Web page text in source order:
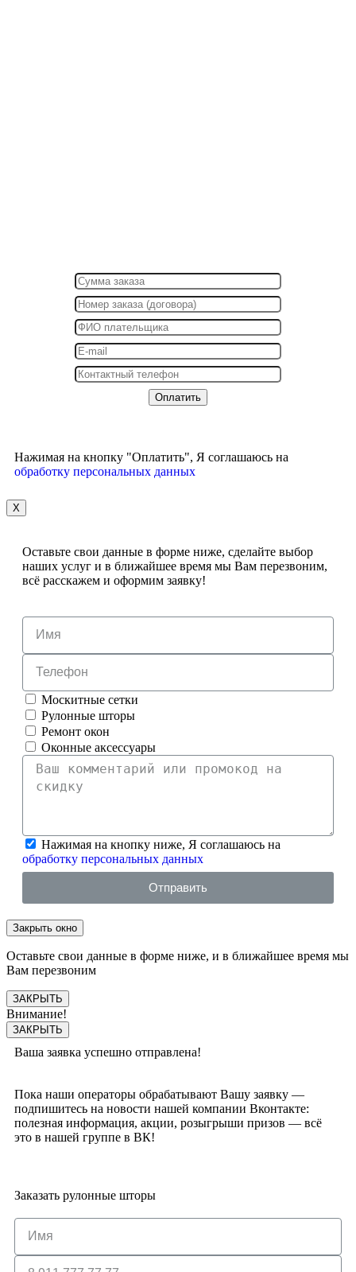
Нажимая на кнопку "Оплатить", Я соглашаюсь на
обработку персональных данных
X
Оставьте свои данные в форме ниже, сделайте выбор
наших услуг и в ближайшее время мы Вам перезвоним,
всё расскажем и оформим заявку!
Москитные сетки
Рулонные шторы
Ремонт окон
Оконные аксессуары
Нажимая на кнопку ниже, Я соглашаюсь на
обработку персональных данных
Отправить
Закрыть окно
Оставьте свои данные в форме ниже, и в ближайшее время мы
Вам перезвоним
ЗАКРЫТЬ
Внимание!
ЗАКРЫТЬ
Ваша заявка успешно отправлена!
Пока наши операторы обрабатывают Вашу заявку —
подпишитесь на новости нашей компании Вконтакте:
полезная информация, акции, розыгрыши призов — всё
это в нашей группе в ВК!
Заказать рулонные шторы